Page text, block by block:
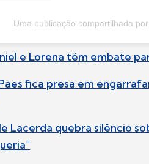
Uma publicação compartilhada
e Lorena têm embate
Paes fica presa em
Lacerda quebra silêncio